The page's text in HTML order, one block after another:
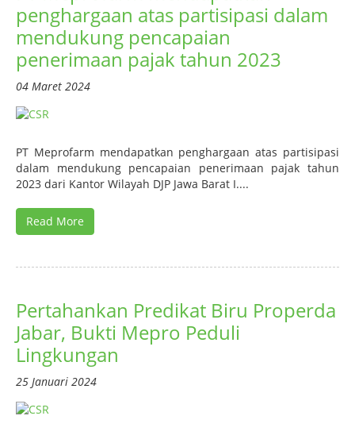
penghargaan atas partisipasi dalam
mendukung pencapaian
penerimaan pajak tahun 2023
04 Maret 2024
PT Meprofarm mendapatkan penghargaan atas partisipasi
dalam mendukung pencapaian penerimaan pajak tahun
2023 dari Kantor Wilayah DJP Jawa Barat I....
Read More
Pertahankan Predikat Biru Properda
Jabar, Bukti Mepro Peduli
Lingkungan
25 Januari 2024